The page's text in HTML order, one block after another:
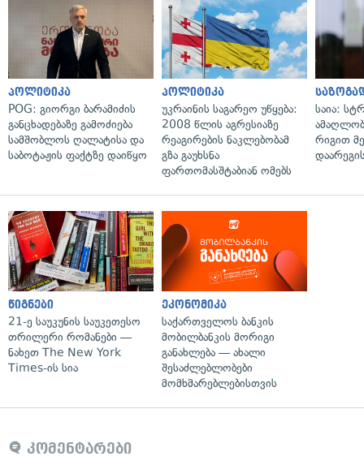
პოლიტიკა
POG: გიორგი ბარამიძის
განცხადებაზე გამოძიება
სამშობლოს ღალატისა და
საბოტაჟის ფაქტზე დაიწყო
პოლიტიკა
უკრაინის საგარეო უწყება:
2008 წლის აგრესიაზე
რეაგირების ნაკლებობამ
გზა გაუხსნა
ფართომასშტაბიან ომებს
საია:
რიგით
წიგნები
21-ე საუკუნის საუკეთესო
თრილერი რომანები —
ნახეთ The New York
Times-ის სია
ეკონომიკა
საქართველოს ბანკის
მობილბანკის მორიგი
განახლება — ახალი
შესაძლებლობები
მომხმარებლებისთვის
კომენტარები